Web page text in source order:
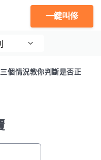
一鍵叫修
個情況教你判斷是否正